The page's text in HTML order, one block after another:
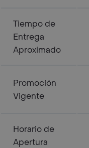
Tiempo de
Entrega
Aproximado
Promoción
Vigente
Horario de
Apertura